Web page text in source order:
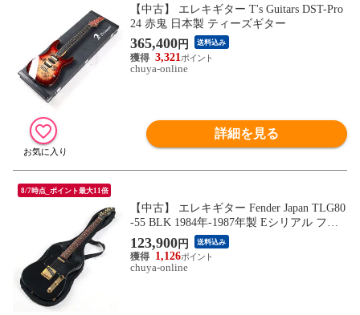
【中古】 エレキギター T's Guitars DST-Pro
24 赤鬼 日本製 ティーズギター
365,400円 送料込み
3,321
chuya-online
詳細を見る
8/7時点_ポイント最大11倍
【中古】 エレキギター Fender Japan TLG80
-55 BLK 1984年-1987年製 Eシリアル フェ
ンダージャパン テレキャスター BOXERシ
リーズ ゴールドパーツ
123,900円 送料込み
1,126
chuya-online